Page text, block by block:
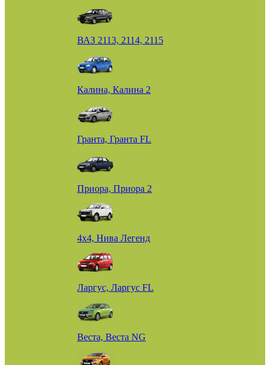
ВАЗ 2113, 2114, 2115
Калина, Калина 2
Гранта, Гранта FL
Приора, Приора 2
4х4, Нива Легенд
Ларгус, Ларгус FL
Веста, Веста NG